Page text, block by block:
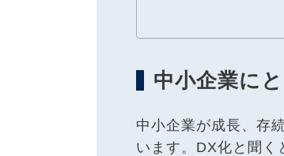
中小企業に
中小企業が成長、存
います。DX化と聞く